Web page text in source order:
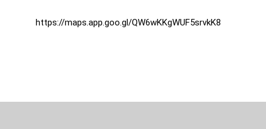
https://maps.app.goo.gl/QW6wKKgWUF5srvkK8